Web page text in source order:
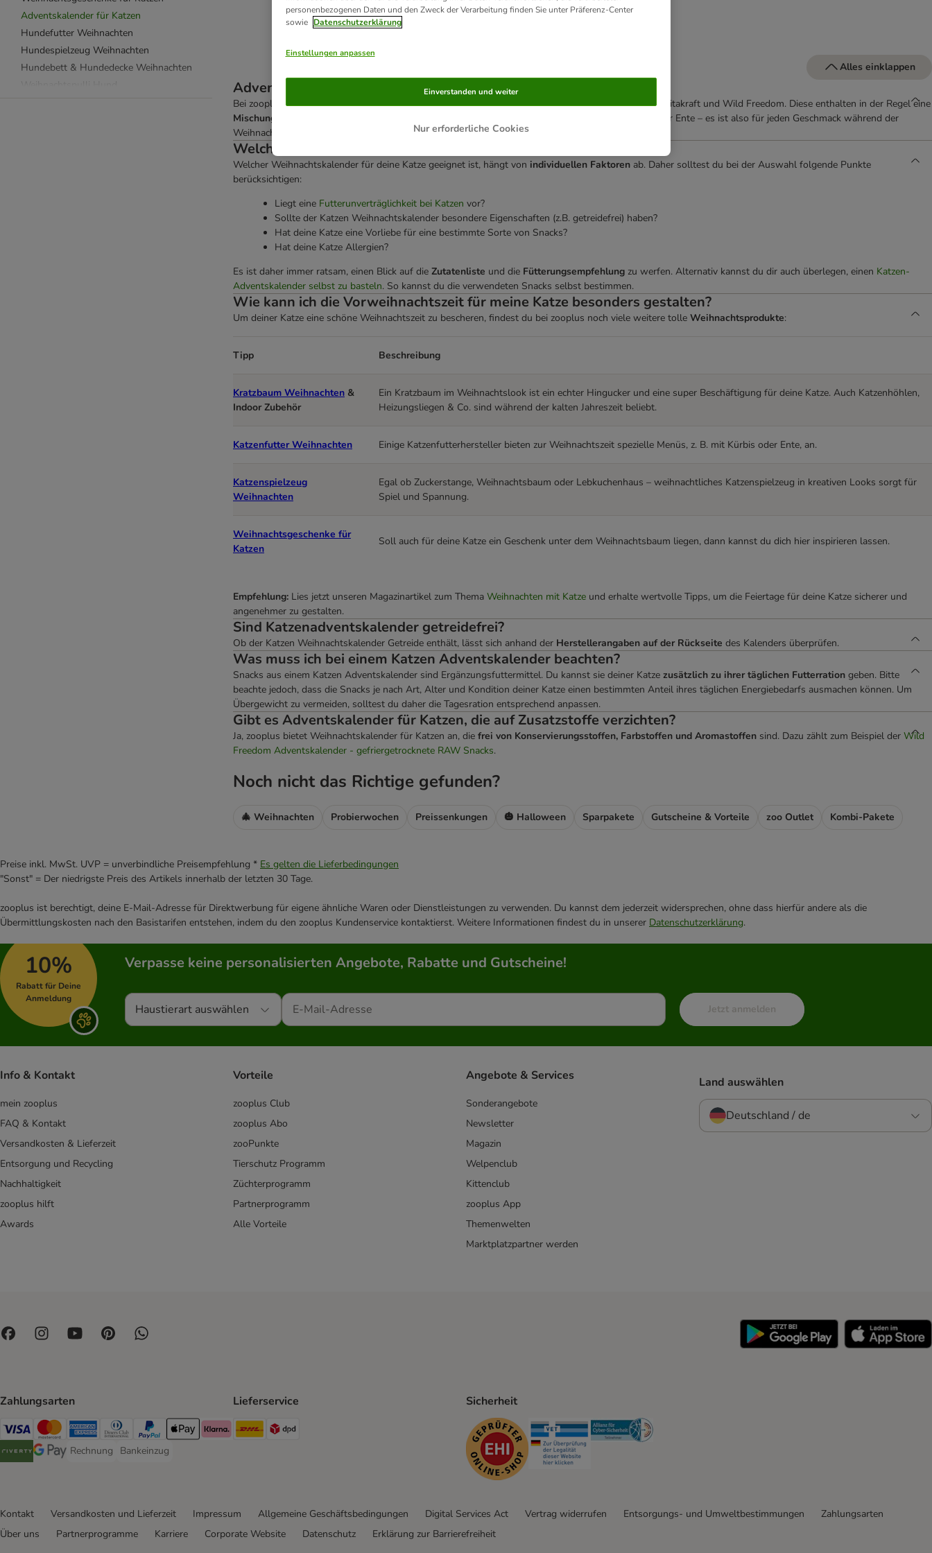
Adventskalender für Katzen
Hundefutter Weihnachten
Hundespielzeug Weihnachten
Hundebett & Hundedecke Weihnachten
Alles einklappen
Adventskalender Katze – was ist drin?
Bei zooplus gibt es verschiedene Katzen Adventskalender von Top-Marken wie Happy Cat, Purizon, Vitakraft und Wild Freedom. Diese enthalten in der Regel eine
Mischung aus kleinen Packungen verschiedener Leckerli-Sorten
wie Huhn, Fisch, Lamm, Rind oder Ente – es ist also für jeden Geschmack während der
Weihnachtszeit etwas dabei.
Welcher Adventskalender ist der richtige für meine Katze?
Welcher Weihnachtskalender für deine Katze geeignet ist, hängt von individuellen Faktoren ab. Daher solltest du bei der Auswahl folgende Punkte
berücksichtigen:
Liegt eine Futterunverträglichkeit bei Katzen vor?
Sollte der Katzen Weihnachtskalender besondere Eigenschaften (z.B. getreidefrei) haben?
Hat deine Katze eine Vorliebe für eine bestimmte Sorte von Snacks?
Hat deine Katze Allergien?
Es ist daher immer ratsam, einen Blick auf die Zutatenliste und die Fütterungsempfehlung zu werfen. Alternativ kannst du dir auch überlegen, einen Katzen-
Adventskalender selbst zu basteln. So kannst du die verwendeten Snacks selbst bestimmen.
Wie kann ich die Vorweihnachtszeit für meine Katze besonders gestalten?
Um deiner Katze eine schöne Weihnachtszeit zu bescheren, findest du bei zooplus noch viele weitere tolle Weihnachtsprodukte:
Tipp Beschreibung
Kratzbaum Weihnachten &
Indoor Zubehör
Ein Kratzbaum im Weihnachtslook ist ein echter Hingucker und eine super Beschäftigung für deine Katze. Auch Katzenhöhlen,
Heizungsliegen & Co. sind während der kalten Jahreszeit beliebt.
Katzenfutter Weihnachten Einige Katzenfutterhersteller bieten zur Weihnachtszeit spezielle Menüs, z. B. mit Kürbis oder Ente, an.
Katzenspielzeug
Weihnachten
Egal ob Zuckerstange, Weihnachtsbaum oder Lebkuchenhaus – weihnachtliches Katzenspielzeug in kreativen Looks sorgt für
Spiel und Spannung.
Weihnachtsgeschenke für
Katzen
Soll auch für deine Katze ein Geschenk unter dem Weihnachtsbaum liegen, dann kannst du dich hier inspirieren lassen.
Empfehlung: Lies jetzt unseren Magazinartikel zum Thema Weihnachten mit Katze und erhalte wertvolle Tipps, um die Feiertage für deine Katze sicherer und
angenehmer zu gestalten.
Sind Katzenadventskalender getreidefrei?
Ob der Katzen Weihnachtskalender Getreide enthält, lässt sich anhand der Herstellerangaben auf der Rückseite des Kalenders überprüfen.
Was muss ich bei einem Katzen Adventskalender beachten?
Snacks aus einem Katzen Adventskalender sind Ergänzungsfuttermittel. Du kannst sie deiner Katze zusätzlich zu ihrer täglichen Futterration geben. Bitte
beachte jedoch, dass die Snacks je nach Art, Alter und Kondition deiner Katze einen bestimmten Anteil ihres täglichen Energiebedarfs ausmachen können. Um
Übergewicht zu vermeiden, solltest du daher die Tagesration entsprechend anpassen.
Gibt es Adventskalender für Katzen, die auf Zusatzstoffe verzichten?
Ja, zooplus bietet Weihnachtskalender für Katzen an, die frei von Konservierungsstoffen, Farbstoffen und Aromastoffen sind. Dazu zählt zum Beispiel der Wild
Freedom Adventskalender - gefriergetrocknete RAW Snacks.
Noch nicht das Richtige gefunden?
🎄 Weihnachten Probierwochen Preissenkungen 🎃 Halloween Sparpakete Gutscheine & Vorteile zoo Outlet Kombi-Pakete
Preise inkl. MwSt. UVP = unverbindliche Preisempfehlung * Es gelten die Lieferbedingungen
"Sonst" = Der niedrigste Preis des Artikels innerhalb der letzten 30 Tage.
zooplus ist berechtigt, deine E-Mail-Adresse für Direktwerbung für eigene ähnliche Waren oder Dienstleistungen zu verwenden. Du kannst dem jederzeit widersprechen, ohne dass hierfür andere als die
Übermittlungskosten nach den Basistarifen entstehen, indem du den zooplus Kundenservice kontaktierst. Weitere Informationen findest du in unserer Datenschutzerklärung.
10%
Rabatt für Deine
Anmeldung
Verpasse keine personalisierten Angebote, Rabatte und Gutscheine!
Haustierart auswählen Jetzt anmelden
Info & Kontakt
mein zooplus
FAQ & Kontakt
Versandkosten & Lieferzeit
Entsorgung und Recycling
Nachhaltigkeit
zooplus hilft
Awards
Vorteile
zooplus Club
zooplus Abo
zooPunkte
Tierschutz Programm
Züchterprogramm
Partnerprogramm
Alle Vorteile
Angebote & Services
Sonderangebote
Newsletter
Magazin
Welpenclub
Kittenclub
zooplus App
Themenwelten
Marktplatzpartner werden
Land auswählen
Deutschland / de
Zahlungsarten
Visa Payment Method
Mastercard Payment Method
American Express Payment Method
Diners Club Payment Method
PayPal Payment Method
Apple Pay Payment Method
Klarna Payment Method
Riverty Payment Method
Google Pay Payment Method
Rechnung
Rechnung Payment Method
Bankeinzug
Bankeinzug Payment Method
Lieferservice
DHL Shipping Method
Sicherheit
Security Security
Kontakt Versandkosten und Lieferzeit Impressum Allgemeine Geschäftsbedingungen Digital Services Act Vertrag widerrufen Entsorgungs- und Umweltbestimmungen
Zahlungsarten
Über uns
Partnerprogramme Karriere Corporate Website Datenschutz Erklärung zur Barrierefreiheit
personenbezogenen Daten und den Zweck der Verarbeitung finden Sie unter Präferenz-Center
sowie Datenschutzerklärung
Einstellungen anpassen
Nur erforderliche Cookies
Einverstanden und weiter